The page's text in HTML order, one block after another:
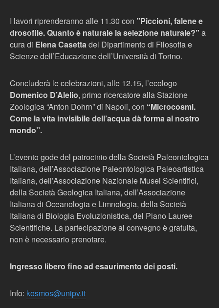
I lavori riprenderanno alle 11.30 con ”Piccioni, falene e
drosofile. Quanto è naturale la selezione naturale?” a
cura di Elena Casettadel Dipartimento di Filosofia e
Scienze dell’Educazione dell’Università di Torino.
Concluderà le celebrazioni, alle 12.15, l’ecologo
Domenico D’Alelio, primo ricercatore alla Stazione
Zoologica “Anton Dohrn” di Napoli, con “Microcosmi.
Come la vita invisibile dell’acqua dà forma al nostro
mondo”.
L’evento gode del patrocinio della Società Paleontologica
Italiana, dell’Associazione Paleontologica Paleoartistica
Italiana, dell’Associazione Nazionale Musei Scientifici,
della Società Geologica Italiana, dell’Associazione
Italiana di Oceanologia e Limnologia, della Società
Italiana di Biologia Evoluzionistica, del Piano Lauree
Scientifiche. La partecipazione al convegno è gratuita,
non è necessario prenotare.
Ingresso libero fino ad esaurimento dei posti.
Info: kosmos@unipv.it